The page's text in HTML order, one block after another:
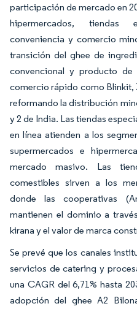
participación de mercado en
hipermercados, tiendas
conveniencia y comercio
transición del ghee de
convencional y producto de
comercio rápido como Blinkit,
reformando la distribución
y 2 de India. Las tiendas
en línea atienden a los
supermercados e
mercado masivo. Las
comestibles sirven a los
donde las cooperativas
mantienen el dominio a
kirana y el valor de marca
Se prevé que los canales
servicios de catering y
una CAGR del 6,71% hasta
adopción del ghee A2